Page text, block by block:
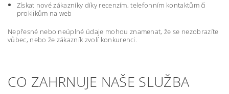
Získat nové zákazníky díky recenzím, telefonním kontaktům či
proklikům na web
Nepřesné nebo neúplné údaje mohou znamenat, že se nezobrazíte
vůbec, nebo že zákazník zvolí konkurenci.
CO ZAHRNUJE NAŠE SLUŽBA